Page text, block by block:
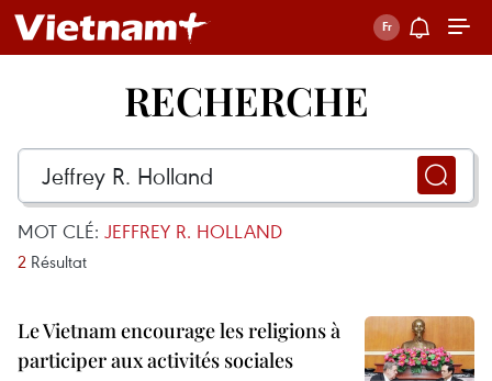
RECHERCHE
MOT CLÉ: JEFFREY R. HOLLAND
2 Résultat
Le Vietnam encourage les religions à
participer aux activités sociales